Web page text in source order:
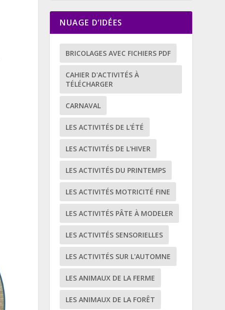
NUAGE D’IDÉES
BRICOLAGES AVEC FICHIERS PDF
CAHIER D'ACTIVITÉS À
TÉLÉCHARGER
CARNAVAL
LES ACTIVITÉS DE L'ÉTÉ
LES ACTIVITÉS DE L'HIVER
LES ACTIVITÉS DU PRINTEMPS
LES ACTIVITÉS MOTRICITÉ FINE
LES ACTIVITÉS PÂTE À MODELER
LES ACTIVITÉS SENSORIELLES
LES ACTIVITÉS SUR L'AUTOMNE
LES ANIMAUX DE LA FERME
LES ANIMAUX DE LA FORÊT